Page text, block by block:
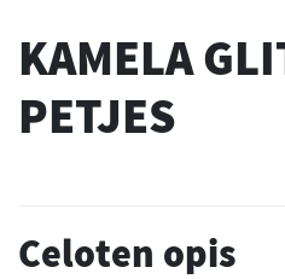
KAMELA
PETJES
Celoten opis